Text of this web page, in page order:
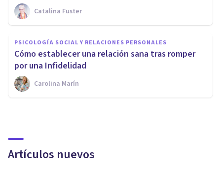
Catalina Fuster
PSICOLOGÍA SOCIAL Y RELACIONES PERSONALES
Cómo establecer una relación sana tras romper
por una Infidelidad
Carolina Marín
Artículos nuevos